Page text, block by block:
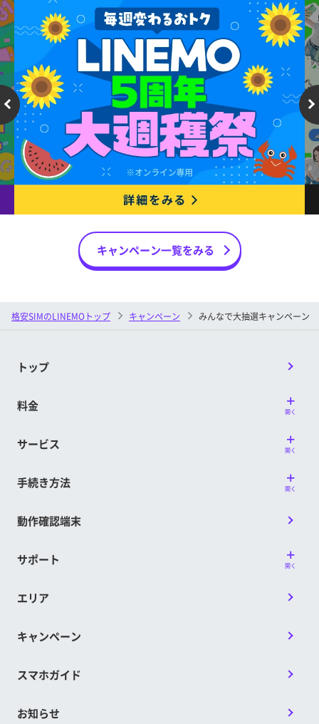
キャンペーン一覧をみる
格安SIMのLINEMOトップ キャンペーン みんなで大抽選キャンペーン
トップ
料金 開く
サービス 開く
手続き方法 開く
動作確認端末
サポート 開く
エリア
キャンペーン
スマホガイド
お知らせ